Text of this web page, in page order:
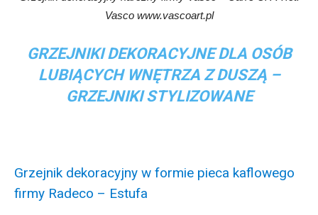
Vasco www.vascoart.pl
GRZEJNIKI DEKORACYJNE DLA OSÓB
LUBIĄCYCH WNĘTRZA Z DUSZĄ –
GRZEJNIKI STYLIZOWANE
Grzejnik dekoracyjny w formie pieca kaflowego
firmy Radeco – Estufa